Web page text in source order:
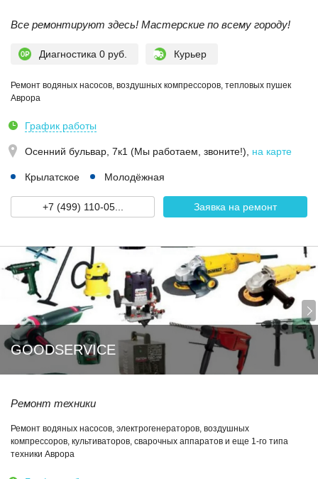
Все ремонтируют здесь! Мастерские по всему городу!
Диагностика 0 руб. Курьер
Ремонт водяных насосов, воздушных компрессоров, тепловых пушек
Аврора
График работы
Осенний бульвар, 7к1 (Мы работаем, звоните!) на карте
Крылатское Молодёжная
+7 (499) 110-05... Заявка на ремонт
GOODSERVICE
Ремонт техники
Ремонт водяных насосов, электрогенераторов, воздушных
компрессоров, культиваторов, сварочных аппаратов и еще 1-го типа
техники Аврора